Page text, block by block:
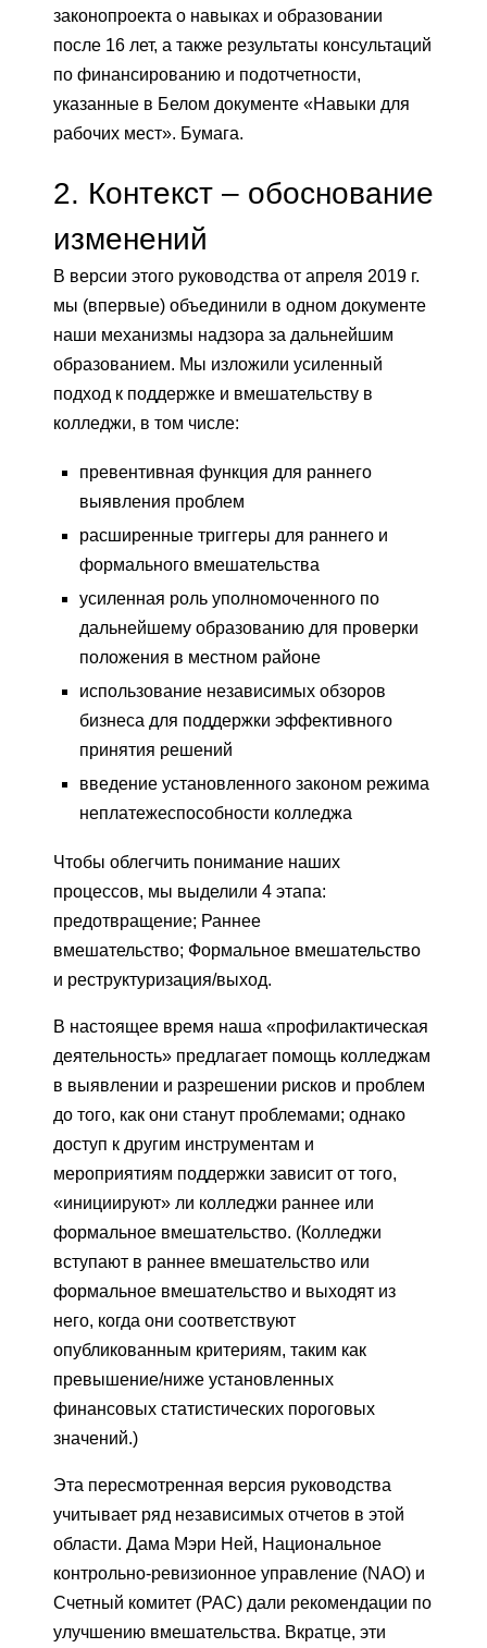
законопроекта о навыках и образовании
после 16 лет, а также результаты консультаций
по финансированию и подотчетности,
указанные в Белом документе «Навыки для
рабочих мест». Бумага.
2. Контекст – обоснование
изменений
В версии этого руководства от апреля 2019 г.
мы (впервые) объединили в одном документе
наши механизмы надзора за дальнейшим
образованием. Мы изложили усиленный
подход к поддержке и вмешательству в
колледжи, в том числе:
превентивная функция для раннего
выявления проблем
расширенные триггеры для раннего и
формального вмешательства
усиленная роль уполномоченного по
дальнейшему образованию для проверки
положения в местном районе
использование независимых обзоров
бизнеса для поддержки эффективного
принятия решений
введение установленного законом режима
неплатежеспособности колледжа
Чтобы облегчить понимание наших
процессов, мы выделили 4 этапа:
предотвращение; Раннее
вмешательство; Формальное вмешательство
и реструктуризация/выход.
В настоящее время наша «профилактическая
деятельность» предлагает помощь колледжам
в выявлении и разрешении рисков и проблем
до того, как они станут проблемами; однако
доступ к другим инструментам и
мероприятиям поддержки зависит от того,
«инициируют» ли колледжи раннее или
формальное вмешательство. (Колледжи
вступают в раннее вмешательство или
формальное вмешательство и выходят из
него, когда они соответствуют
опубликованным критериям, таким как
превышение/ниже установленных
финансовых статистических пороговых
значений.)
Эта пересмотренная версия руководства
учитывает ряд независимых отчетов в этой
области. Дама Мэри Ней, Национальное
контрольно-ревизионное управление (NAO) и
Счетный комитет (PAC) дали рекомендации по
улучшению вмешательства. Вкратце, эти